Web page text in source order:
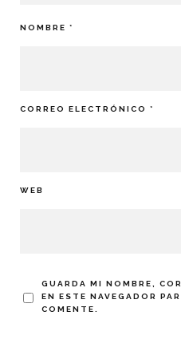
NOMBRE *
CORREO ELECTRÓNICO *
WEB
GUARDA MI NOMBRE,
EN ESTE NAVEGADOR
COMENTE.